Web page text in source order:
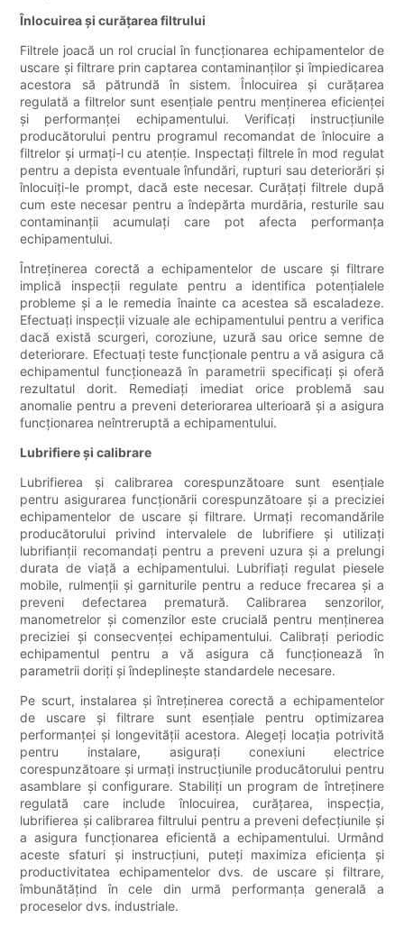
Înlocuirea și curățarea filtrului
Filtrele joacă un rol crucial în funcționarea echipamentelor de
uscare și filtrare prin captarea contaminanților și împiedicarea
acestora să pătrundă în sistem. Înlocuirea și curățarea
regulată a filtrelor sunt esențiale pentru menținerea eficienței
și performanței echipamentului. Verificați instrucțiunile
producătorului pentru programul recomandat de înlocuire a
filtrelor și urmați-l cu atenție. Inspectați filtrele în mod regulat
pentru a depista eventuale înfundări, rupturi sau deteriorări și
înlocuiți-le prompt, dacă este necesar. Curățați filtrele după
cum este necesar pentru a îndepărta murdăria, resturile sau
contaminanții acumulați care pot afecta performanța
echipamentului.
Întreținerea corectă a echipamentelor de uscare și filtrare
implică inspecții regulate pentru a identifica potențialele
probleme și a le remedia înainte ca acestea să escaladeze.
Efectuați inspecții vizuale ale echipamentului pentru a verifica
dacă există scurgeri, coroziune, uzură sau orice semne de
deteriorare. Efectuați teste funcționale pentru a vă asigura că
echipamentul funcționează în parametrii specificați și oferă
rezultatul dorit. Remediați imediat orice problemă sau
anomalie pentru a preveni deteriorarea ulterioară și a asigura
funcționarea neîntreruptă a echipamentului.
Lubrifiere și calibrare
Lubrifierea și calibrarea corespunzătoare sunt esențiale
pentru asigurarea funcționării corespunzătoare și a preciziei
echipamentelor de uscare și filtrare. Urmați recomandările
producătorului privind intervalele de lubrifiere și utilizați
lubrifianții recomandați pentru a preveni uzura și a prelungi
durata de viață a echipamentului. Lubrifiați regulat piesele
mobile, rulmenții și garniturile pentru a reduce frecarea și a
preveni defectarea prematură. Calibrarea senzorilor,
manometrelor și comenzilor este crucială pentru menținerea
preciziei și consecvenței echipamentului. Calibrați periodic
echipamentul pentru a vă asigura că funcționează în
parametrii doriți și îndeplinește standardele necesare.
Pe scurt, instalarea și întreținerea corectă a echipamentelor
de uscare și filtrare sunt esențiale pentru optimizarea
performanței și longevității acestora. Alegeți locația potrivită
pentru instalare, asigurați conexiuni electrice
corespunzătoare și urmați instrucțiunile producătorului pentru
asamblare și configurare. Stabiliți un program de întreținere
regulată care include înlocuirea, curățarea, inspecția,
lubrifierea și calibrarea filtrului pentru a preveni defecțiunile și
a asigura funcționarea eficientă a echipamentului. Urmând
aceste sfaturi și instrucțiuni, puteți maximiza eficiența și
productivitatea echipamentelor dvs. de uscare și filtrare,
îmbunătățind în cele din urmă performanța generală a
proceselor dvs. industriale.